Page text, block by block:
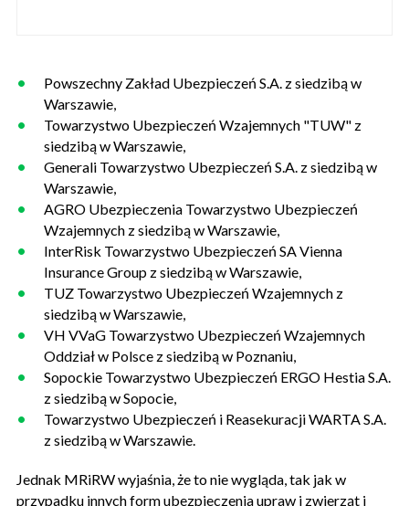
Powszechny Zakład Ubezpieczeń S.A. z siedzibą w
Warszawie,
Towarzystwo Ubezpieczeń Wzajemnych "TUW" z
siedzibą w Warszawie,
Generali Towarzystwo Ubezpieczeń S.A. z siedzibą w
Warszawie,
AGRO Ubezpieczenia Towarzystwo Ubezpieczeń
Wzajemnych z siedzibą w Warszawie,
InterRisk Towarzystwo Ubezpieczeń SA Vienna
Insurance Group z siedzibą w Warszawie,
TUZ Towarzystwo Ubezpieczeń Wzajemnych z
siedzibą w Warszawie,
VH VVaG Towarzystwo Ubezpieczeń Wzajemnych
Oddział w Polsce z siedzibą w Poznaniu,
Sopockie Towarzystwo Ubezpieczeń ERGO Hestia S.A.
z siedzibą w Sopocie,
Towarzystwo Ubezpieczeń i Reasekuracji WARTA S.A.
z siedzibą w Warszawie.
Jednak MRiRW wyjaśnia, że to nie wygląda, tak jak w
przypadku innych form ubezpieczenia upraw i zwierząt i